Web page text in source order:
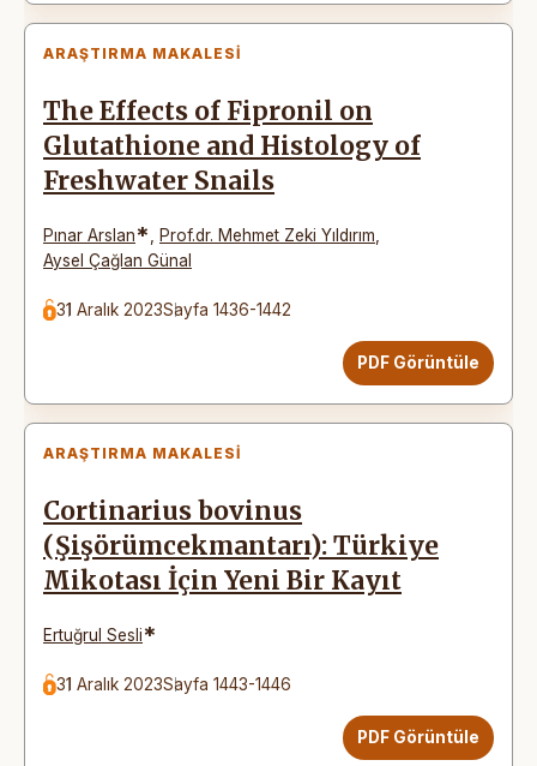
ARAŞTIRMA MAKALESI
The Effects of Fipronil on
Glutathione and Histology of
Freshwater Snails
Pınar Arslan* Prof.dr. Mehmet Zeki Yıldırım
Aysel Çağlan Günal
31 Aralık 2023Sayfa 1436-1442
PDF Görüntüle
ARAŞTIRMA MAKALESI
Cortinarius bovinus
(Şişörümcekmantarı): Türkiye
Mikotası İçin Yeni Bir Kayıt
Ertuğrul Sesli*
31 Aralık 2023Sayfa 1443-1446
PDF Görüntüle